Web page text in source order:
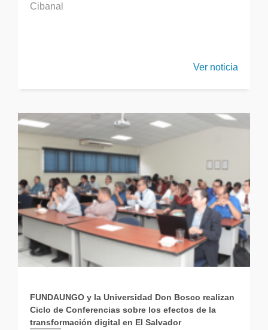
Cibanal
Ver noticia
FUNDAUNGO y la Universidad Don Bosco realizan
Ciclo de Conferencias sobre los efectos de la
transformación digital en El Salvador